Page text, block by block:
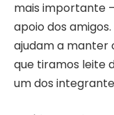
mais importante
apoio dos
ajudam a manter
que tiramos leite
um dos